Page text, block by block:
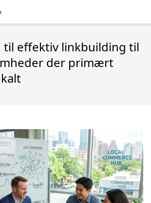
til effektiv linkbuilding til
der primært